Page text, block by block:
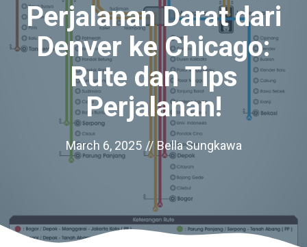
Perjalanan Darat dari
Denver ke Chicago:
Rute dan Tips
Perjalanan!
March 6, 2025 // Bella Sungkawa